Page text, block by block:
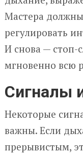
Мастера должны
регулировать
И снова — стоп-
мгновенно всю
Сигналы
Некоторые
важны. Если
прерывистым,